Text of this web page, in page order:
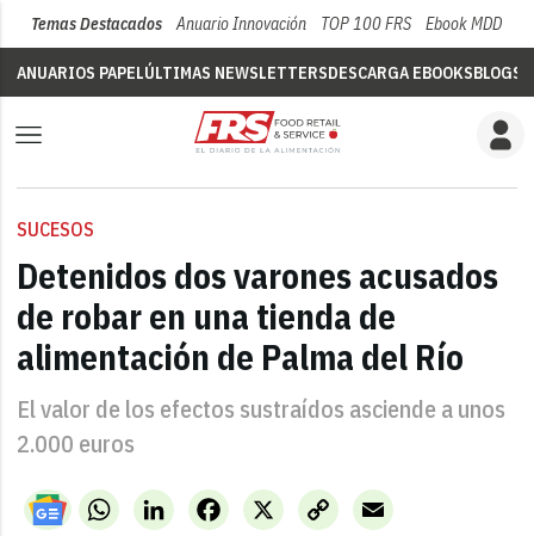
Temas Destacados Anuario Innovación TOP 100 FRS Ebook MDD
ANUARIOS PAPELÚLTIMAS NEWSLETTERSDESCARGA EBOOKSBLOGS
SUCESOS
Detenidos dos varones acusados
de robar en una tienda de
alimentación de Palma del Río
El valor de los efectos sustraídos asciende a unos
2.000 euros
WhatsAppLinkedIn X
Facebook
Copy
Link
Email